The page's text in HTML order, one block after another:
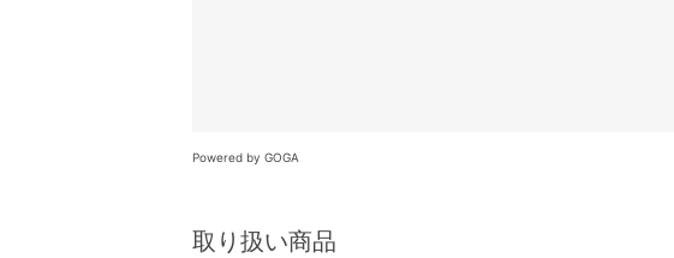
Powered by GOGA
取り扱い商品